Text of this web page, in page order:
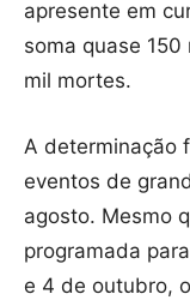
apresente em
soma quase
mil mortes.
A determinação
eventos de
agosto. Mesmo
programada
e 4 de outubro,